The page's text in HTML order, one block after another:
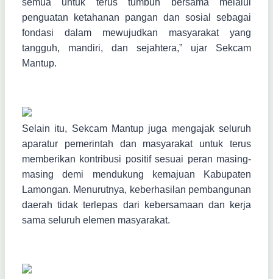
semua untuk terus tumbuh bersama melalui
penguatan ketahanan pangan dan sosial sebagai
fondasi dalam mewujudkan masyarakat yang
tangguh, mandiri, dan sejahtera,” ujar Sekcam
Mantup.
Selain itu, Sekcam Mantup juga mengajak seluruh
aparatur pemerintah dan masyarakat untuk terus
memberikan kontribusi positif sesuai peran masing-
masing demi mendukung kemajuan Kabupaten
Lamongan. Menurutnya, keberhasilan pembangunan
daerah tidak terlepas dari kebersamaan dan kerja
sama seluruh elemen masyarakat.